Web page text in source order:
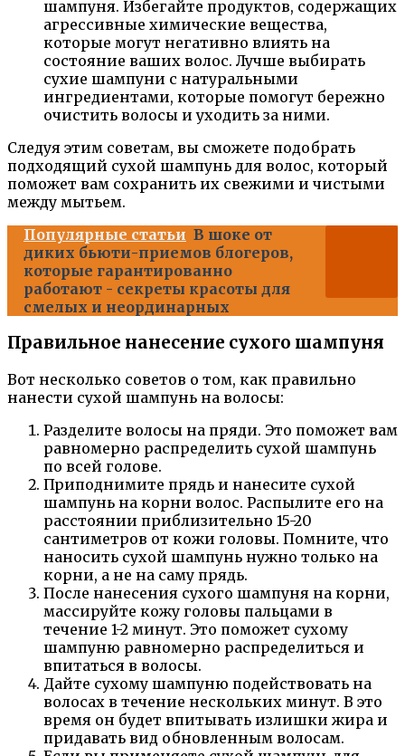
шампуня. Избегайте продуктов, содержащих
агрессивные химические вещества,
которые могут негативно влиять на
состояние ваших волос. Лучше выбирать
сухие шампуни с натуральными
ингредиентами, которые помогут бережно
очистить волосы и уходить за ними.
Следуя этим советам, вы сможете подобрать
подходящий сухой шампунь для волос, который
поможет вам сохранить их свежими и чистыми
между мытьем.
Популярные статьи В шоке от
диких бьюти-приемов блогеров,
которые гарантированно
работают - секреты красоты для
смелых и неординарных
Правильное нанесение сухого шампуня
Вот несколько советов о том, как правильно
нанести сухой шампунь на волосы:
Разделите волосы на пряди. Это поможет вам
равномерно распределить сухой шампунь
по всей голове.
Приподнимите прядь и нанесите сухой
шампунь на корни волос. Распылите его на
расстоянии приблизительно 15-20
сантиметров от кожи головы. Помните, что
наносить сухой шампунь нужно только на
корни, а не на саму прядь.
После нанесения сухого шампуня на корни,
массируйте кожу головы пальцами в
течение 1-2 минут. Это поможет сухому
шампуню равномерно распределиться и
впитаться в волосы.
Дайте сухому шампуню подействовать на
волосах в течение нескольких минут. В это
время он будет впитывать излишки жира и
придавать вид обновленным волосам.